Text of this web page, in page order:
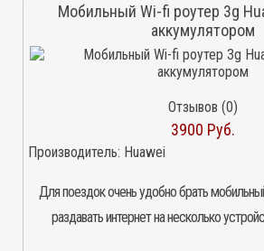
Мобильный Wi-fi роутер 3g
аккумулятором
Отзывов (0)
3900 Руб.
Производитель: Huawei
Для поездок очень удобно брать
раздавать интернет на несколько